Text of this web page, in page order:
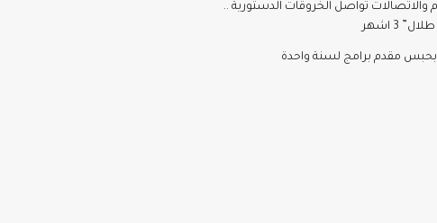
والاتصالات تواصل الخروقات الدستورية ..
3 اشهر
بحبس مقدم برامج لسنة واحدة